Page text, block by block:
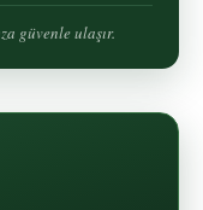
güvenle ulaşır.